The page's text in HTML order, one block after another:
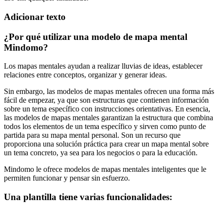
Adicionar texto
¿Por qué utilizar una modelo de mapa mental
Mindomo?
Los mapas mentales ayudan a realizar lluvias de ideas, establecer
relaciones entre conceptos, organizar y generar ideas.
Sin embargo, las modelos de mapas mentales ofrecen una forma más
fácil de empezar, ya que son estructuras que contienen información
sobre un tema específico con instrucciones orientativas. En esencia,
las modelos de mapas mentales garantizan la estructura que combina
todos los elementos de un tema específico y sirven como punto de
partida para su mapa mental personal. Son un recurso que
proporciona una solución práctica para crear un mapa mental sobre
un tema concreto, ya sea para los negocios o para la educación.
Mindomo le ofrece modelos de mapas mentales inteligentes que le
permiten funcionar y pensar sin esfuerzo.
Una plantilla tiene varias funcionalidades: